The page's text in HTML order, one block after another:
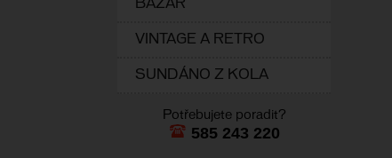
BAZAR
VINTAGE A RETRO
SUNDÁNO Z KOLA
Potřebujete poradit?
585 243 220